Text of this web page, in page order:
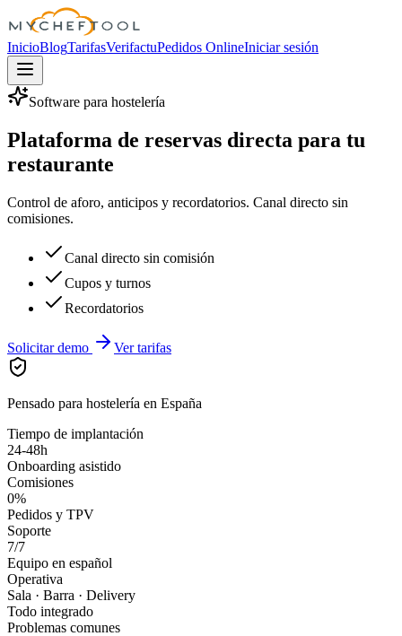
MyChefTool
InicioBlogTarifasVerifactuPedidos OnlineIniciar sesión
Software para hostelería
Plataforma de reservas directa para tu
restaurante
Control de aforo, anticipos y recordatorios. Canal directo sin
comisiones.
Canal directo sin comisión
Cupos y turnos
Recordatorios
Solicitar demo Ver tarifas
Pensado para hostelería en España
Tiempo de implantación
24-48h
Onboarding asistido
Comisiones
0%
Pedidos y TPV
Soporte
7/7
Equipo en español
Operativa
Sala · Barra · Delivery
Todo integrado
Problemas comunes